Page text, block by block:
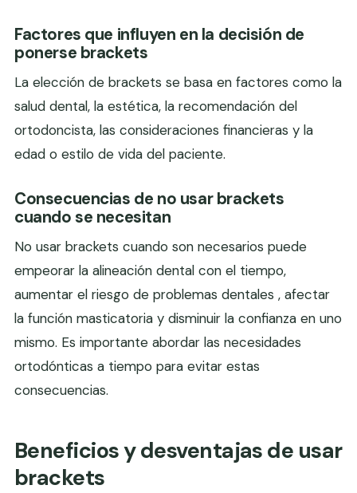
Factores que influyen en la decisión de
ponerse brackets
La elección de brackets se basa en factores como la
salud dental, la estética, la recomendación del
ortodoncista, las consideraciones financieras y la
edad o estilo de vida del paciente.
Consecuencias de no usar brackets
cuando se necesitan
No usar brackets cuando son necesarios puede
empeorar la alineación dental con el tiempo,
aumentar el riesgo de problemas dentales , afectar
la función masticatoria y disminuir la confianza en uno
mismo. Es importante abordar las necesidades
ortodónticas a tiempo para evitar estas
consecuencias.
Beneficios y desventajas de usar
brackets